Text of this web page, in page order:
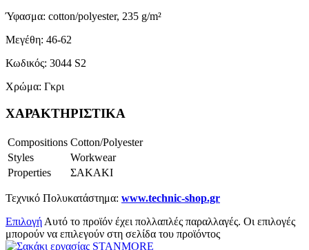
Ύφασμα: cotton/polyester, 235 g/m²
Μεγέθη: 46-62
Κωδικός: 3044 S2
Χρώμα: Γκρι
ΧΑΡΑΚΤΗΡΙΣΤΙΚΑ
Compositions Cotton/Polyester
Styles
Workwear
Properties
ΣΑΚΑΚΙ
Τεχνικό Πολυκατάστημα: www.technic-shop.gr
Επιλογή Αυτό το προϊόν έχει πολλαπλές παραλλαγές. Οι επιλογές
μπορούν να επιλεγούν στη σελίδα του προϊόντος